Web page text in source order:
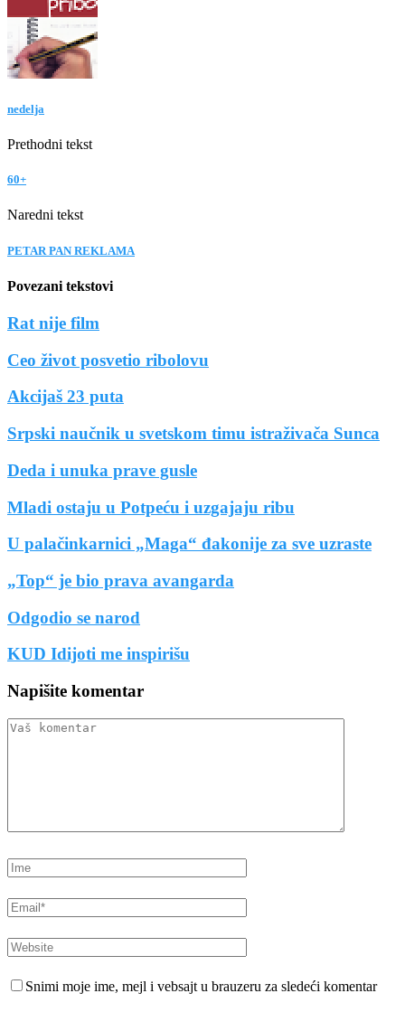
nedelja
Prethodni tekst
60+
Naredni tekst
PETAR PAN REKLAMA
Povezani tekstovi
Rat nije film
Ceo život posvetio ribolovu
Akcijaš 23 puta
Srpski naučnik u svetskom timu istraživača Sunca
Deda i unuka prave gusle
Mladi ostaju u Potpeću i uzgajaju ribu
U palačinkarnici „Maga“ đakonije za sve uzraste
„Top“ je bio prava avangarda
Odgodio se narod
KUD Idijoti me inspirišu
Napišite komentar
Snimi moje ime, mejl i vebsajt u brauzeru za sledeći komentar